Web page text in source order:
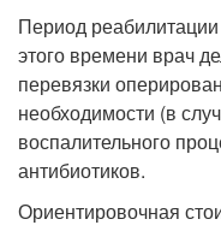
Период
этого времени врач
перевязки
необходимости (в
воспалительного
антибиотиков.
Ориентировочная